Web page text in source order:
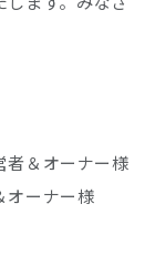
者＆オーナー様
オーナー様